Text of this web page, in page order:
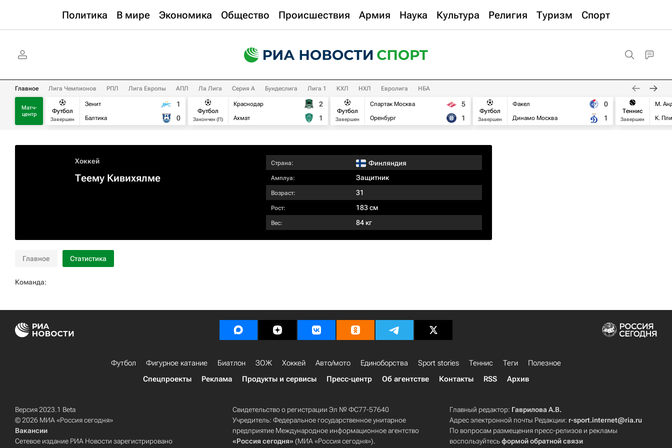
Политика В мире Экономика Общество Происшествия Армия Наука Культура Религия Туризм Спорт
Главное Лига Чемпионов РПЛ Лига Европы АПЛ Ла Лига Серия А Бундеслига Лига 1 КХЛ НХЛ Евролига НБА
Матч-
центр
Футбол
Завершен
Зенит
Балтика
1
0
Футбол
Закончен (П)
Краснодар
Ахмат
2
1
Футбол
Завершен
Спартак Москва
Оренбург
5
1
Футбол
Завершен
Факел
Динамо Москва
0
1
Теннис
Завершен
М.
К.
Хоккей
Теему Кивихялме
Страна: Финляндия
Амплуа: Защитник
Возраст: 31
Рост: 183 см
Вес: 84 кг
Главное Статистика
Команда:
Футбол Фигурное катание Биатлон ЗОЖ Хоккей Авто/мото Единоборства Sport stories Теннис Теги
Полезное
Спецпроекты
Реклама Продукты и сервисы Пресс-центр Об агентстве Контакты RSS Архив
Версия 2023.1 Beta
© 2026 МИА «Россия сегодня»
Вакансии
Сетевое издание РИА Новости зарегистрировано
Свидетельство о регистрации Эл № ФС77-57640
Учредитель: Федеральное государственное унитарное
предприятие Международное информационное агентство
«Россия сегодня» (МИА «Россия сегодня»).
Главный редактор: Гаврилова А.В.
Адрес электронной почты Редакции: r-sport.internet@ria.ru
По вопросам размещения пресс-релизов и рекламы
воспользуйтесьформой обратной связи